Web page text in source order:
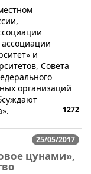
и
Совета
организаций
1272
25/05/2017
цунами»,